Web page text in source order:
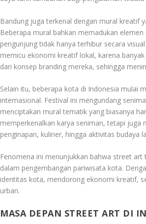
Bandung juga terkenal dengan mural kreatif
Beberapa mural bahkan memadukan
pengunjung tidak hanya terhibur secara
memicu ekonomi kreatif lokal, karena
dari konsep branding mereka, sehingga
Selain itu, beberapa kota di Indonesia mulai
internasional. Festival ini mengundang
menciptakan mural tematik yang biasanya
memperkenalkan karya seniman, tetapi
penginapan, kuliner, hingga aktivitas budaya
Fenomena ini menunjukkan bahwa street
dalam pengembangan pariwisata kota.
identitas kota, mendorong ekonomi kreatif,
urban.
MASA DEPAN STREET ART DI